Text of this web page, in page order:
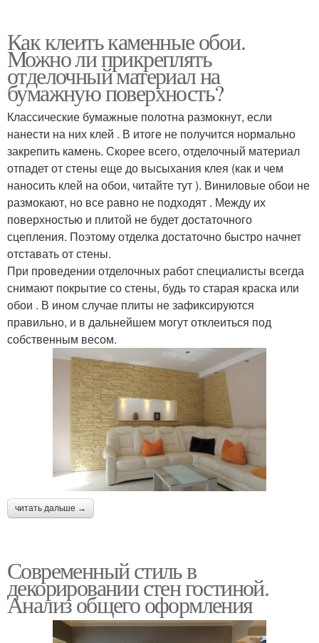
Как клеить каменные обои.
Можно ли прикреплять
отделочный материал на
бумажную поверхность?
Классические бумажные полотна размокнут, если
нанести на них клей . В итоге не получится нормально
закрепить камень. Скорее всего, отделочный материал
отпадет от стены еще до высыхания клея (как и чем
наносить клей на обои, читайте тут ). Виниловые обои не
размокают, но все равно не подходят . Между их
поверхностью и плитой не будет достаточного
сцепления. Поэтому отделка достаточно быстро начнет
отставать от стены.
При проведении отделочных работ специалисты всегда
снимают покрытие со стены, будь то старая краска или
обои . В ином случае плиты не зафиксируются
правильно, и в дальнейшем могут отклеиться под
собственным весом.
читать дальше →
Современный стиль в
декорировании стен гостиной.
Анализ общего оформления